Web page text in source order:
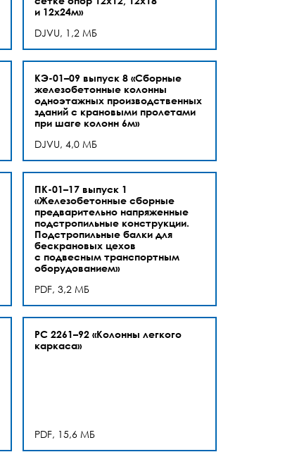
и 12х24м»
DJVU, 1,2 МБ
КЭ-01–09 выпуск 8 «Сборные
железобетонные колонны
одноэтажных производственных
зданий с крановыми пролетами
при шаге колонн 6м»
DJVU, 4,0 МБ
ПК-01–17 выпуск 1
«Железобетонные сборные
предварительно напряженные
подстропильные конструкции.
Подстропильные балки для
бескрановых цехов
с подвесным транспортным
оборудованием»
PDF, 3,2 МБ
РС 2261–92 «Колонны легкого
каркаса»
PDF, 15,6 МБ